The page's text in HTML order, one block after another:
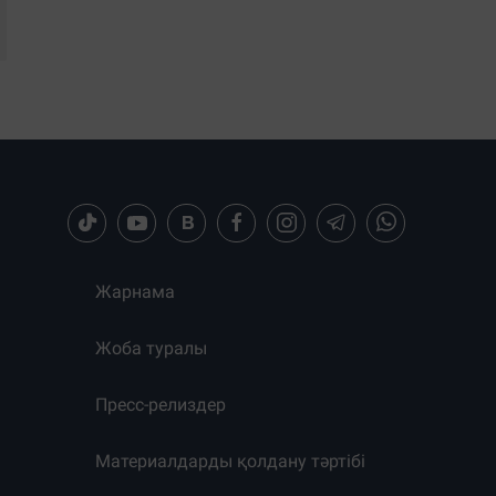
Жарнама
Жоба туралы
Пресс-релиздер
Материалдарды қолдану тәртібі